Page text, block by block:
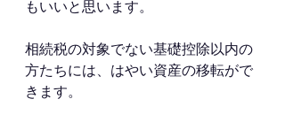
もいいと思います。
相続税の対象でない基礎控除以内の
方たちには、はやい資産の移転がで
きます。